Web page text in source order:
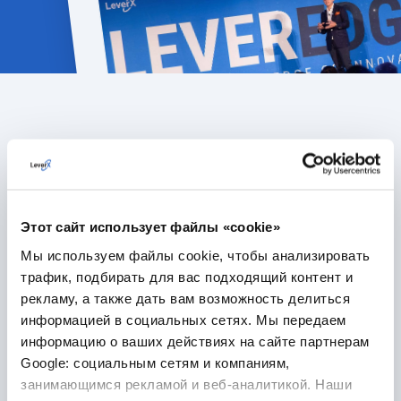
Этот сайт использует файлы «cookie»
Мы используем файлы cookie, чтобы анализировать
трафик, подбирать для вас подходящий контент и
рекламу, а также дать вам возможность делиться
информацией в социальных сетях. Мы передаем
информацию о ваших действиях на сайте партнерам
Google: социальным сетям и компаниям,
занимающимся рекламой и веб-аналитикой. Наши
Рекомендуемые статьи